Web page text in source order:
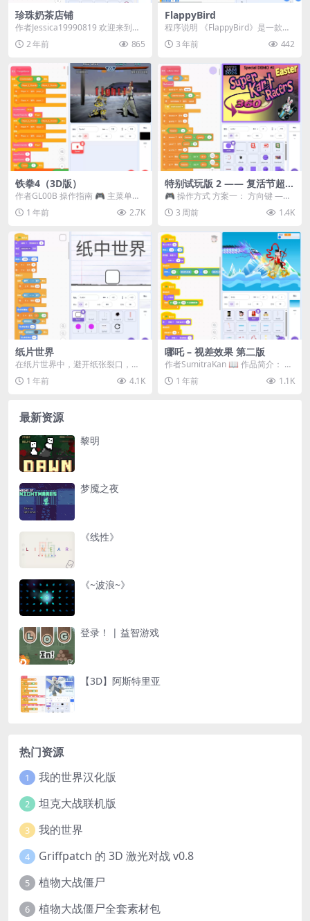
珍珠奶茶店铺
作者Jessica19990819 欢迎来到珍
珠奶茶店铺，您可以按照指示制作
美味...2 年前 865
FlappyBird
程序说明 《FlappyBird》是一款经
典游戏，现在我们已经用Scratch
重...3 年前 442
铁拳4（3D版）
作者GL00B 操作指南​​ 🎮 主菜单导
航 ​​方向键​​：浏览菜单选项 ⚔️...
1 年前 2.7K
特别试玩版 2 —— 复活节超级
卡丁车赛
🎮 操作方式 方案一： 方向键 ——
移动 Z —— 跳跃 / 漂移 方案二： ...
3 周前 1.4K
纸片世界
在纸片世界中，避开纸张裂口，利
用粉色传送门进行瞬移，成功通过
关卡！ 操作方法： ...
1 年前 4.1K
哪吒 – 视差效果 第二版
作者SumitraKan 📖 作品简介：​ 这
是哪吒 – 视差效果的...
1 年前 1.1K
最新资源
黎明
梦魇之夜
《线性》
《~波浪~》
登录！ | 益智游戏
【3D】阿斯特里亚
热门资源
1 我的世界汉化版
2 坦克大战联机版
3 我的世界
4 Griffpatch 的 3D 激光对战 v0.8
5 植物大战僵尸
6 植物大战僵尸全套素材包